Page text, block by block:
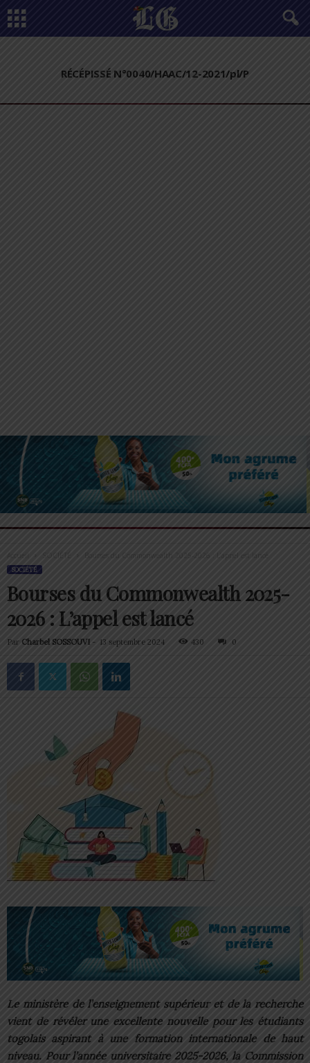
RÉCÉPISSÉ N°0040/HAAC/12-2021/pl/P
Accueil Bourses du Commonwealth 2025-2026 : L’appel est lancé
SOCIÉTÉ
Bourses du Commonwealth 2025-
2026 : L’appel est lancé
Par Charbel SOSSOUVI - 13 septembre 2024 430 0
Le ministère de l’enseignement supérieur et de la recherche
vient de révéler une excellente nouvelle pour les étudiants
togolais aspirant à une formation internationale de haut
niveau. Pour l’année universitaire 2025-2026, la Commission